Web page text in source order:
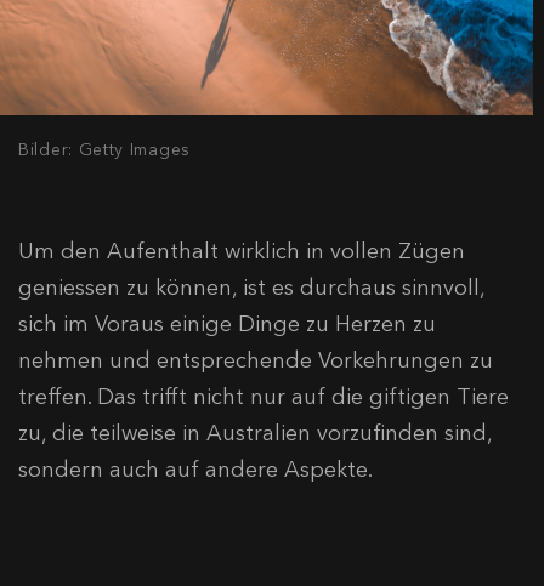
Bilder: Getty Images
Um den Aufenthalt wirklich in vollen Zügen
geniessen zu können, ist es durchaus sinnvoll,
sich im Voraus einige Dinge zu Herzen zu
nehmen und entsprechende Vorkehrungen zu
treffen. Das trifft nicht nur auf die giftigen Tiere
zu, die teilweise in Australien vorzufinden sind,
sondern auch auf andere Aspekte.